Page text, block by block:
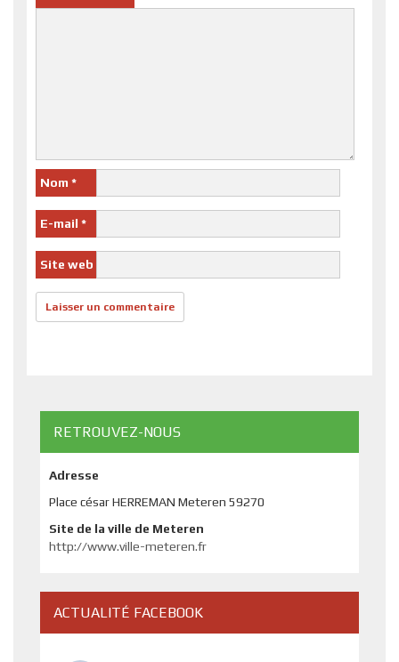
Nom *
E-mail *
Site web
RETROUVEZ-NOUS
Adresse
Place césar HERREMAN Meteren 59270
Site de la ville de Meteren
http://www.ville-meteren.fr
ACTUALITÉ FACEBOOK